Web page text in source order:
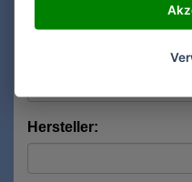
Bedienungsanleitung
Gesuchte Anleitung
Hersteller: